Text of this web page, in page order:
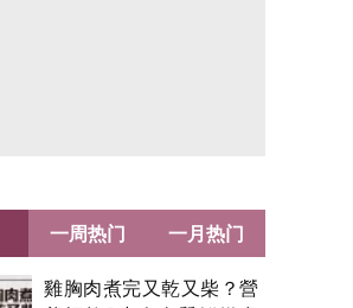
雞胸肉煮完又乾又柴？營
一周热门 一月热门